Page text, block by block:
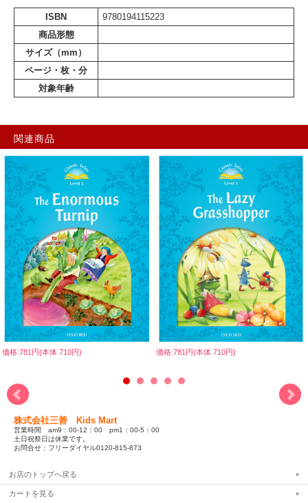
ISBN
9780194115223
商品形態
サイズ（mm）
ページ・枚・分
対象年齢
関連商品
価格:781円(本体 710円) 価格:781円(本体 710円)
株式会社三善 Kids Mart
営業時間 am9：00-12：00 pm1：00-5：00
土日祝祭日は休業です。
お問合せ：フリーダイヤル0120-815-873
お店のトップへ戻る
カートを見る